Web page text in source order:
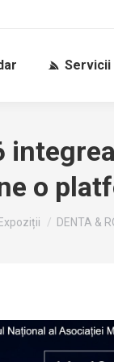
Servicii
o
DENTA &